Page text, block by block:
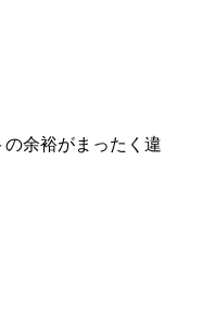
の余裕がまったく違